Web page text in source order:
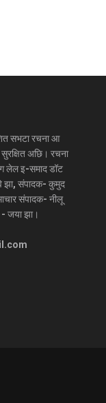
सभटा रचना आ
अछि। रचना
लेल इ-समाद डॉट
झा, संपादक- कुमुद
संपादक- नीलू
जया झा।